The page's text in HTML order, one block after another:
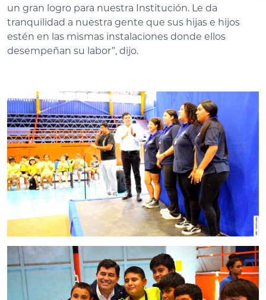
un gran logro para nuestra Institución. Le da
tranquilidad a nuestra gente que sus hijas e hijos
estén en las mismas instalaciones donde ellos
desempeñan su labor”, dijo.